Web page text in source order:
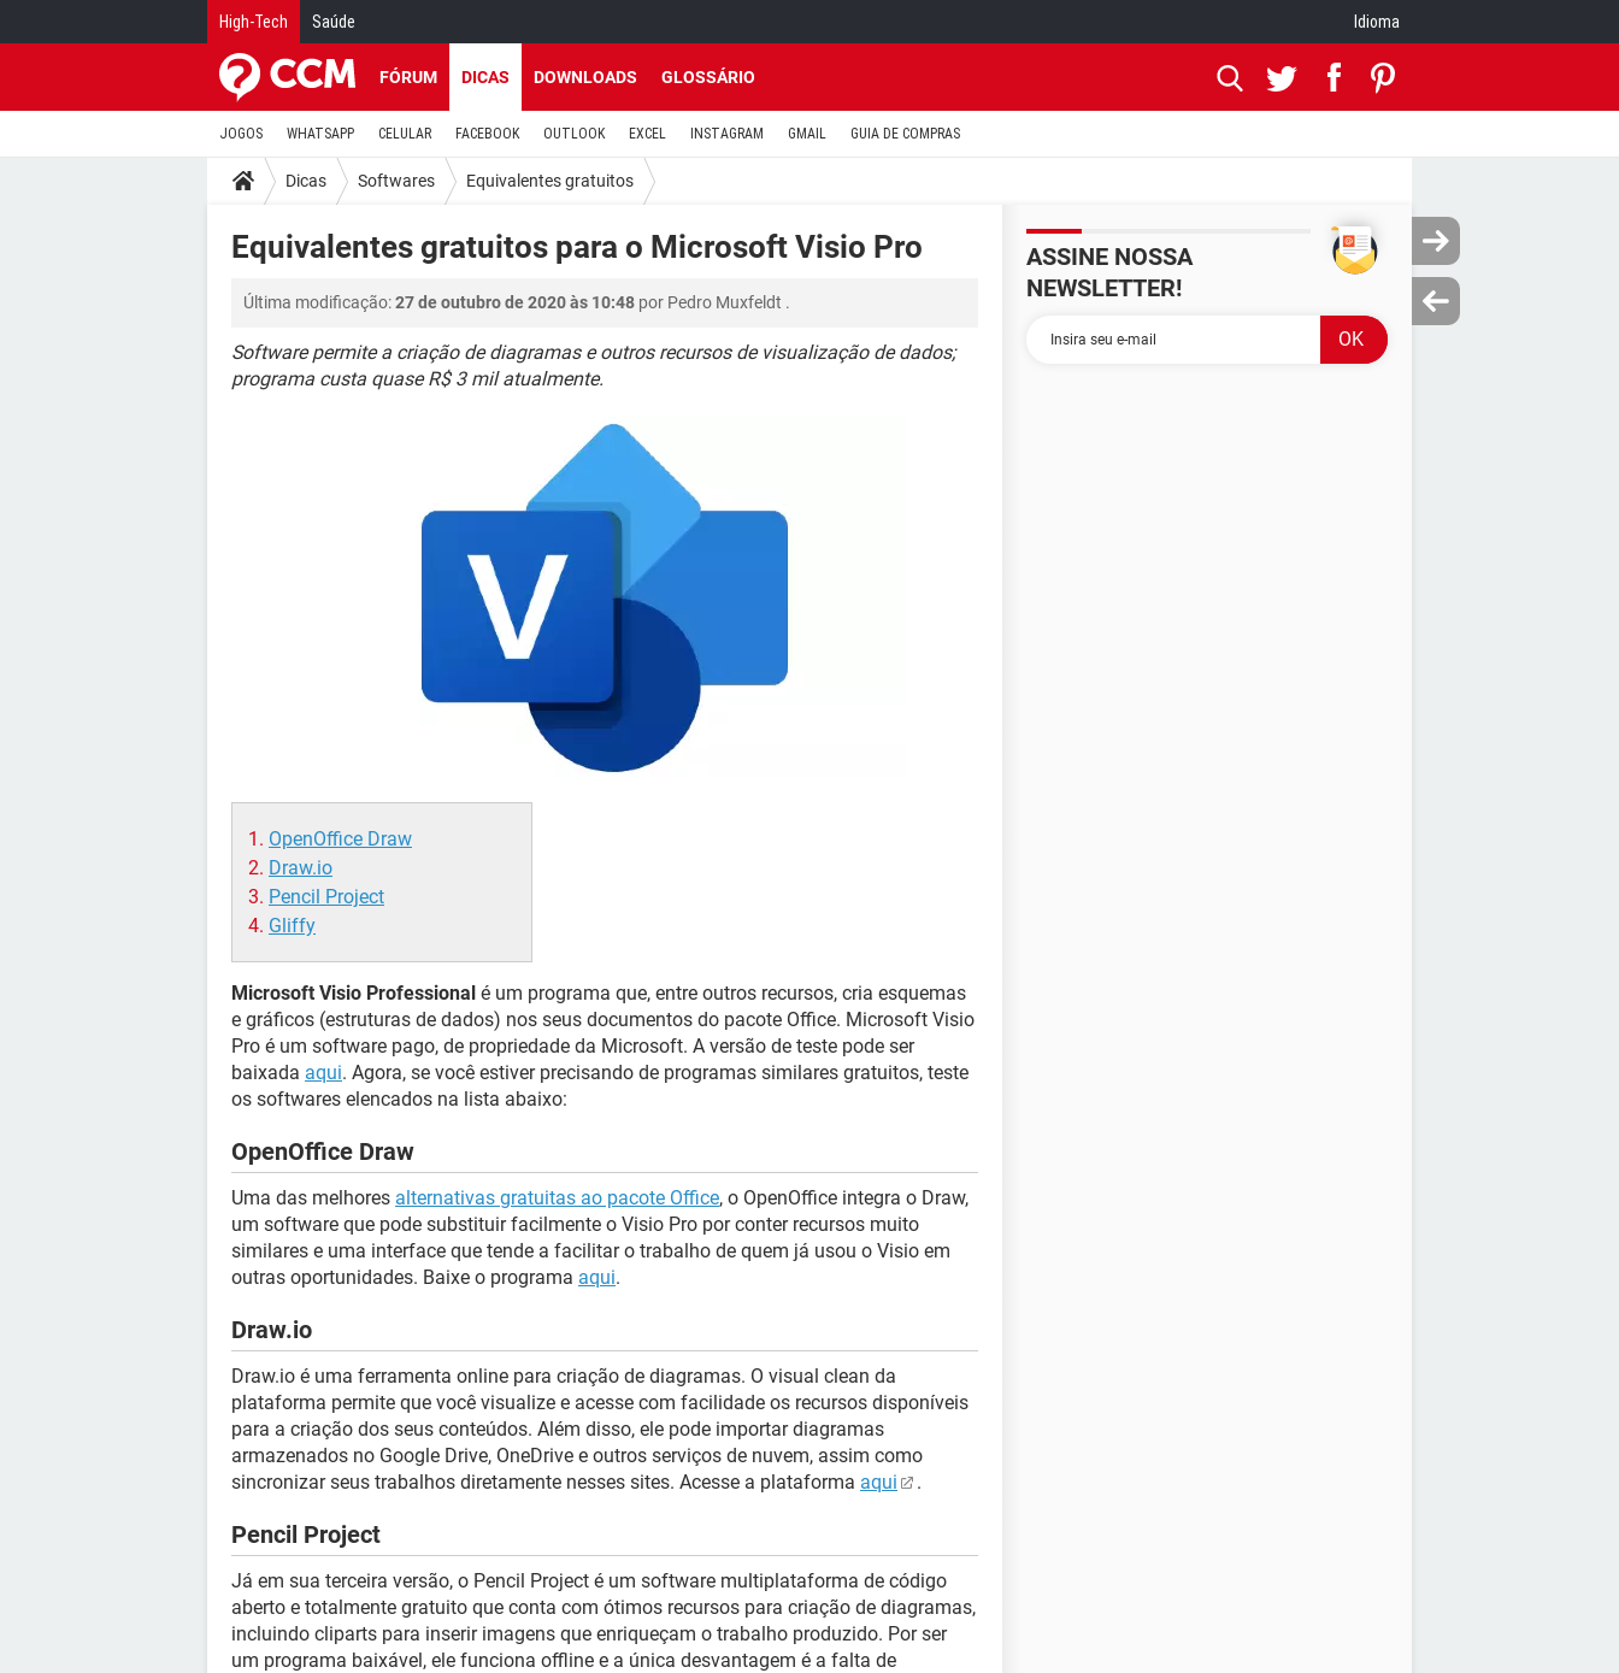
High-Tech Saúde Idioma
FÓRUM DICAS DOWNLOADS GLOSSÁRIO
JOGOS WHATSAPP CELULAR FACEBOOK OUTLOOK EXCEL INSTAGRAM GMAIL GUIA DE COMPRAS
Dicas Softwares Equivalentes gratuitos
Equivalentes gratuitos para o Microsoft Visio Pro
Última modificação:27 de outubro de 2020 às 10:48 por Pedro Muxfeldt .
Software permite a criação de diagramas e outros recursos de visualização de dados;
programa custa quase R$ 3 mil atualmente.
OpenOffice Draw
Draw.io
Pencil Project
Gliffy
Microsoft Visio Professional é um programa que, entre outros recursos, cria esquemas
e gráficos (estruturas de dados) nos seus documentos do pacote Office. Microsoft Visio
Pro é um software pago, de propriedade da Microsoft. A versão de teste pode ser
baixada aqui. Agora, se você estiver precisando de programas similares gratuitos, teste
os softwares elencados na lista abaixo:
OpenOffice Draw
Uma das melhores alternativas gratuitas ao pacote Office, o OpenOffice integra o Draw,
um software que pode substituir facilmente o Visio Pro por conter recursos muito
similares e uma interface que tende a facilitar o trabalho de quem já usou o Visio em
outras oportunidades. Baixe o programa aqui.
Draw.io
Draw.io é uma ferramenta online para criação de diagramas. O visual clean da
plataforma permite que você visualize e acesse com facilidade os recursos disponíveis
para a criação dos seus conteúdos. Além disso, ele pode importar diagramas
armazenados no Google Drive, OneDrive e outros serviços de nuvem, assim como
sincronizar seus trabalhos diretamente nesses sites. Acesse a plataforma aqui .
Pencil Project
Já em sua terceira versão, o Pencil Project é um software multiplataforma de código
aberto e totalmente gratuito que conta com ótimos recursos para criação de diagramas,
incluindo cliparts para inserir imagens que enriqueçam o trabalho produzido. Por ser
um programa baixável, ele funciona offline e a única desvantagem é a falta de
ASSINE NOSSA
NEWSLETTER!